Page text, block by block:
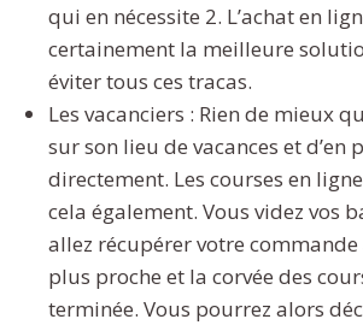
qui en nécessite 2. L’achat en
certainement la meilleure
éviter tous ces tracas.
Les vacanciers : Rien de mieux
sur son lieu de vacances et d’en
directement. Les courses en
cela également. Vous videz vos
allez récupérer votre
plus proche et la corvée des
terminée. Vous pourrez alors